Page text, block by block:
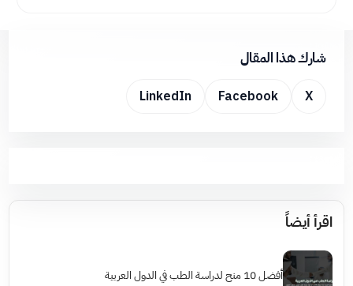
شارك هذا المقال
X
Facebook
LinkedIn
اقرأ أيضاً
أفضل 10 منح لدراسة الطب في الدول العربية